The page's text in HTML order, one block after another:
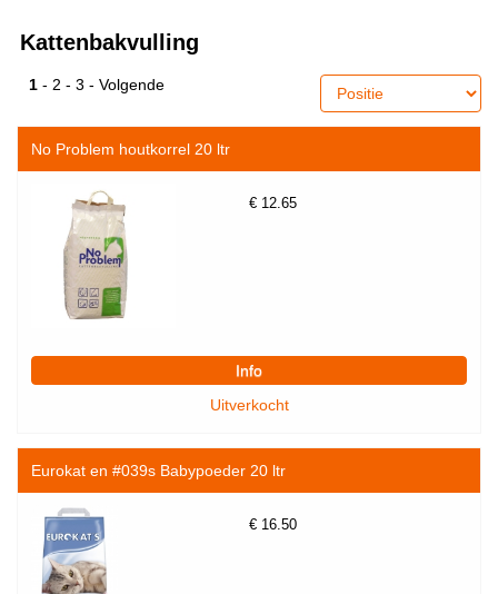
Kattenbakvulling
1 - 2 - 3 - Volgende
No Problem houtkorrel 20 ltr
€ 12.65
Eurokat en #039s Babypoeder 20 ltr
€ 16.50